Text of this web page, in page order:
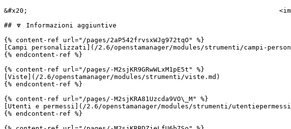
&#x20;                                                                <img src="/
## 🔽 Informazioni aggiuntive
{% content-ref url="/pages/2aP542frvsxWJg972tqO" %}
[Campi personalizzati](/2.6/openstamanager/modules/strumenti/campi-
{% endcontent-ref %}
{% content-ref url="/pages/-M2sjKR9GRwWLxM1pE5t" %}
[Viste](/2.6/openstamanager/modules/strumenti/viste.md)
{% endcontent-ref %}
{% content-ref url="/pages/-M2sjKRA81Uzcda9VO\_M" %}
[Utenti e permessi](/2.6/openstamanager/modules/strumenti/
{% endcontent-ref %}